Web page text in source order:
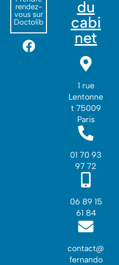
rendez-
vous sur
Doctolib
du
cabi
net
1 rue
Lentonne
t 75009
Paris
01 70 93
97 72
06 89 15
61 84
contact@
fernando